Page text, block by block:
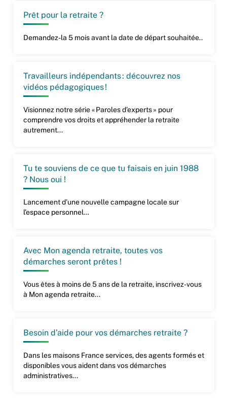
Prêt pour la retraite ?
Demandez-la 5 mois avant la date de départ souhaitée..
Travailleurs indépendants : découvrez nos
vidéos pédagogiques !
Visionnez notre série « Paroles d’experts » pour
comprendre vos droits et appréhender la retraite
autrement...
Tu te souviens de ce que tu faisais en juin 1988
? Nous oui !
Lancement d’une nouvelle campagne locale sur
l’espace personnel…
Avec Mon agenda retraite, toutes vos
démarches seront prêtes !
Vous êtes à moins de 5 ans de la retraite, inscrivez-vous
à Mon agenda retraite...
Besoin d’aide pour vos démarches retraite ?
Dans les maisons France services, des agents formés et
disponibles vous aident dans vos démarches
administratives...